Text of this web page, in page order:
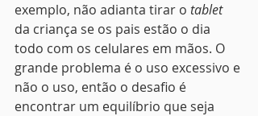
exemplo, não adianta tirar o tablet
da criança se os pais estão o dia
todo com os celulares em mãos. O
grande problema é o uso excessivo e
não o uso, então o desafio é
encontrar um equilíbrio que seja